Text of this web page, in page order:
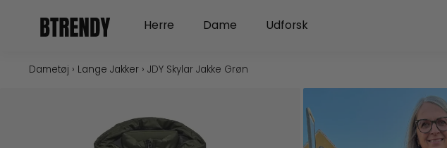
Herre Open Herre
Dame Open Dame
Udforsk
Dametøj › Lange Jakker› JDY Skylar Jakke Grøn